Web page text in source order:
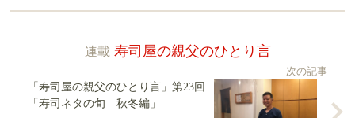
連載 寿司屋の親父のひとり言
次の記事
「寿司屋の親父のひとり言」第23回
「寿司ネタの旬 秋冬編」